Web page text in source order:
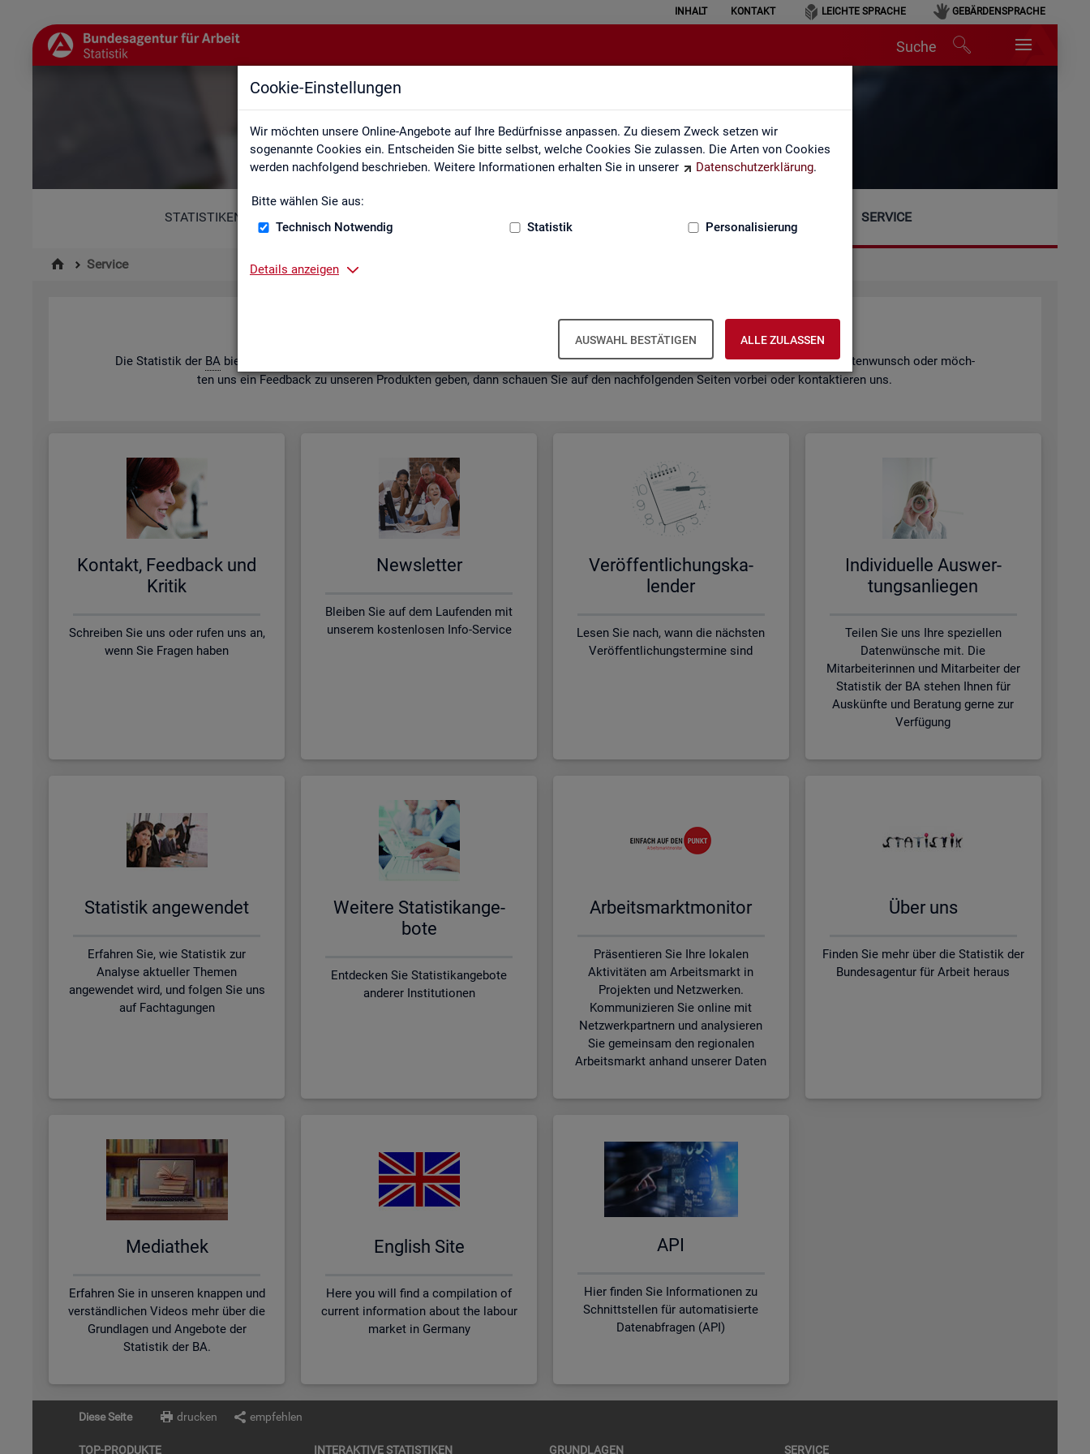
Cookie-Einstellungen
Wir möchten unsere Online-Angebote auf Ihre Bedürfnisse anpassen. Zu diesem Zweck setzen wir
sogenannte Cookies ein. Entscheiden Sie bitte selbst, welche Cookies Sie zulassen. Die Arten von Cookies
werden nachfolgend beschrieben. Weitere Informationen erhalten Sie in unserer
Datenschutzerklärung.
Bitte wählen Sie aus:
Technisch Notwendig
Statistik Personalisierung
Details anzeigen
AUSWAHL BESTÄTIGEN ALLE ZULASSEN
INHALT KONTAKT LEICHTE SPRACHE GEBÄRDENSPRACHE
Suche
Service
STATISTIKEN SERVICE
Service
Ser­vice
Die Sta­tis­tik der BAbie­tet ein brei­tes An­ge­bot an Pro­duk­ten und Son­der­aus­wer­tung (nachBe­darf). Haben Sie Fra­gen, einen spe­zi­el­len Da­ten­wunsch oder möch­
ten uns ein Feed­back zu un­se­ren Pro­duk­ten geben, dann schau­en Sie auf den nach­fol­gen­den Sei­ten vor­bei oder kon­tak­tie­ren uns.
Kon­takt, Feed­back und
Kri­tik
Schreiben Sie uns oder rufen uns an,
wenn Sie Fragen haben
News­let­ter
Bleiben Sie auf dem Laufenden mit
unserem kostenlosen Info-Service
Ver­öf­fent­li­chungs­ka­
len­der
Lesen Sie nach, wann die nächsten
Veröffentlichungstermine sind
In­di­vi­du­el­le Aus­wer­
tungs­an­lie­gen
Teilen Sie uns Ihre speziellen
Datenwünsche mit. Die
Mitarbeiterinnen und Mitarbeiter der
Statistik der BA stehen Ihnen für
Auskünfte und Beratung gerne zur
Verfügung
Sta­tis­tik an­ge­wen­det
Erfahren Sie, wie Statistik zur
Analyse aktueller Themen
angewendet wird, und folgen Sie uns
auf Fachtagungen
Wei­te­re Sta­tis­tik­an­ge­
bo­te
Entdecken Sie Statistikangebote
anderer Institutionen
Ar­beits­markt­mo­ni­tor
Präsentieren Sie Ihre lokalen
Aktivitäten am Arbeitsmarkt in
Projekten und Netzwerken.
Kommunizieren Sie online mit
Netzwerkpartnern und analysieren
Sie gemeinsam den regionalen
Arbeitsmarkt anhand unserer Daten
Über uns
Finden Sie mehr über die Statistik der
Bundesagentur für Arbeit heraus
Me­dia­thek
Erfahren Sie in unseren knappen und
verständlichen Videos mehr über die
Grundlagen und Angebote der
Statistik der BA.
English Site
Here you will find a compilation of
current information about the labour
market in Germany
API
Hier finden Sie Informationen zu
Schnittstellen für automatisierte
Datenabfragen (API)
Diese Seite drucken empfehlen
TOP-PRO­DUK­TE IN­TER­AK­TI­VE STA­TIS­TI­KEN GRUND­LA­GEN SER­VICE